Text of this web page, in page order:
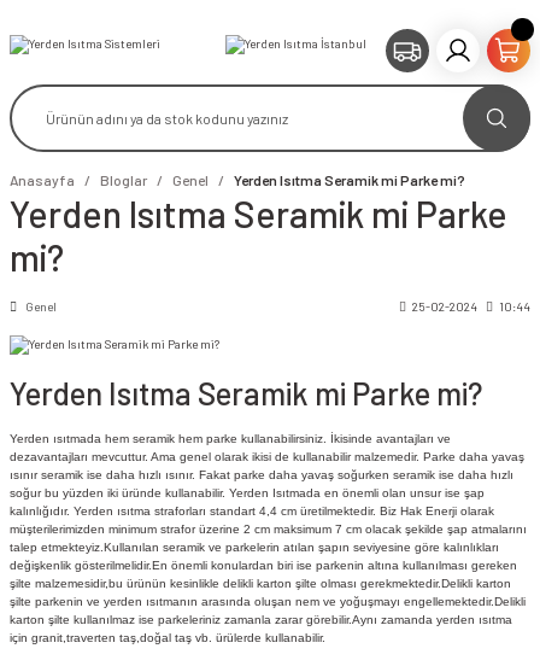
Anasayfa Bloglar Genel Yerden Isıtma Seramik mi Parke mi?
Yerden Isıtma Seramik mi Parke
mi?
Genel 25-02-2024 10:44
Yerden Isıtma Seramik mi Parke mi?
Yerden ısıtmada hem seramik hem parke kullanabilirsiniz. İkisinde avantajları ve
dezavantajları mevcuttur. Ama genel olarak ikisi de kullanabilir malzemedir. Parke daha yavaş
ısınır seramik ise daha hızlı ısınır. Fakat parke daha yavaş soğurken seramik ise daha hızlı
soğur bu yüzden iki üründe kullanabilir. Yerden Isıtmada en önemli olan unsur ise şap
kalınlığıdır. Yerden ısıtma straforları standart 4,4 cm üretilmektedir. Biz Hak Enerji olarak
müşterilerimizden minimum strafor üzerine 2 cm maksimum 7 cm olacak şekilde şap atmalarını
talep etmekteyiz.Kullanılan seramik ve parkelerin atılan şapın seviyesine göre kalınlıkları
değişkenlik gösterilmelidir.En önemli konulardan biri ise parkenin altına kullanılması gereken
şilte malzemesidir,bu ürünün kesinlikle delikli karton şilte olması gerekmektedir.Delikli karton
şilte parkenin ve yerden ısıtmanın arasında oluşan nem ve yoğuşmayı engellemektedir.Delikli
karton şilte kullanılmaz ise parkeleriniz zamanla zarar görebilir.Aynı zamanda yerden ısıtma
için granit,traverten taş,doğal taş vb. ürülerde kullanabilir.